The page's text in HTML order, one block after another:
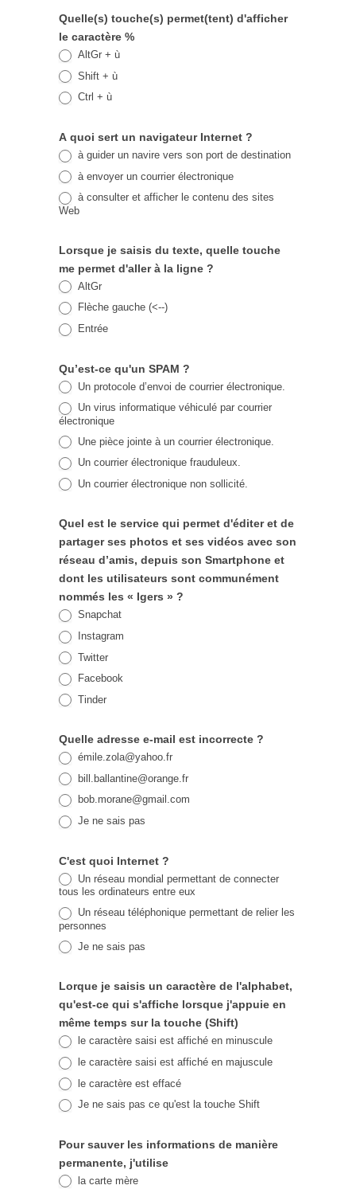
Quelle(s) touche(s) permet(tent) d'afficher
le caractère %
AltGr + ù
Shift + ù
Ctrl + ù
A quoi sert un navigateur Internet ?
à guider un navire vers son port de destination
à envoyer un courrier électronique
à consulter et afficher le contenu des sites
Web
Lorsque je saisis du texte, quelle touche
me permet d'aller à la ligne ?
AltGr
Flèche gauche (<--)
Entrée
Qu’est-ce qu'un SPAM ?
Un protocole d’envoi de courrier électronique.
Un virus informatique véhiculé par courrier
électronique
Une pièce jointe à un courrier électronique.
Un courrier électronique frauduleux.
Un courrier électronique non sollicité.
Quel est le service qui permet d'éditer et de
partager ses photos et ses vidéos avec son
réseau d’amis, depuis son Smartphone et
dont les utilisateurs sont communément
nommés les « Igers » ?
Snapchat
Instagram
Twitter
Facebook
Tinder
Quelle adresse e-mail est incorrecte ?
émile.zola@yahoo.fr
bill.ballantine@orange.fr
bob.morane@gmail.com
Je ne sais pas
C'est quoi Internet ?
Un réseau mondial permettant de connecter
tous les ordinateurs entre eux
Un réseau téléphonique permettant de relier les
personnes
Je ne sais pas
Lorque je saisis un caractère de l'alphabet,
qu'est-ce qui s'affiche lorsque j'appuie en
même temps sur la touche (Shift)
le caractère saisi est affiché en minuscule
le caractère saisi est affiché en majuscule
le caractère est effacé
Je ne sais pas ce qu'est la touche Shift
Pour sauver les informations de manière
permanente, j'utilise
la carte mère